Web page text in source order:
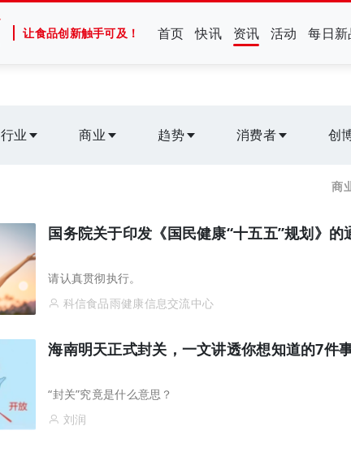
让食品创新触手可及！ 首页 快讯 资讯 活动 每日新
行业 商业 趋势 消费者 创
商
国务院关于印发《国民健康“十五五”规划》的
请认真贯彻执行。
科信食品雨健康信息交流中心
海南明天正式封关，一文讲透你想知道的7件
“封关”究竟是什么意思？
刘润